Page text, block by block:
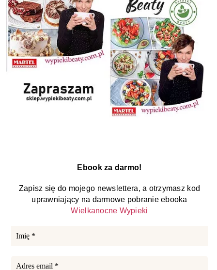
Ebook za darmo!
Zapisz się do mojego newslettera, a otrzymasz kod
uprawniający na darmowe pobranie ebooka
Wielkanocne Wypieki